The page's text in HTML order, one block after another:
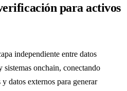
para activos
independiente entre datos
onchain, conectando
datos externos para generar